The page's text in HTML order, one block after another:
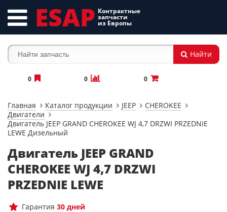
ESAP Контрактные
запчасти
из Европы
Найти
0 0 0
Главная Каталог продукции JEEP
CHEROKEE
Двигатели
Двигатель JEEP GRAND CHEROKEE WJ 4,7 DRZWI PRZEDNIE
LEWE Дизельный
Двигатель JEEP GRAND
CHEROKEE WJ 4,7 DRZWI
PRZEDNIE LEWE
Гарантия 30 дней